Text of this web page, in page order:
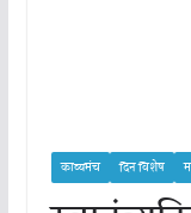
काव्यमंच दिन विशेष